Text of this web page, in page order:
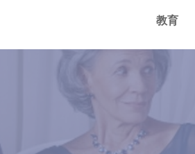
教育